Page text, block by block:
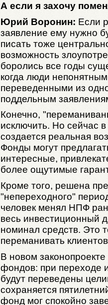
А если я захочу
Юрий Воронин: Если
заявление ему нужно
писать тоже
возможность
боролись все годы
когда люди
переведенными из
поддельным
Конечно,
исключить. Но сейчас
создается реальная
Фонды могут
интересные,
более ощутимые
Кроме того, решена
"непереходного"
человек менял НПФ
весь инвестиционный
номинал средств. Это
переманивать
В новом
фондов: при переходе
будут переведены
сохраняется
фонд мог спокойно